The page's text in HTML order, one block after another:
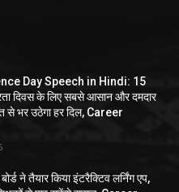
Day Speech in Hindi: 15
दिवस के लिए सबसे आसान और दमदार
से भर उठेगा हर दिल, Career
ने तैयार किया इंटरैक्टिव लर्निंग एप,